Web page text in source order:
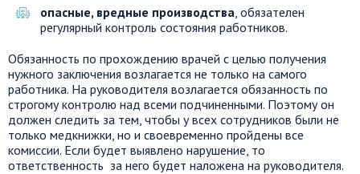
опасные, вредные производства, обязателен
регулярный контроль состояния работников.
Обязанность по прохождению врачей с целью получения
нужного заключения возлагается не только на самого
работника. На руководителя возлагается обязанность по
строгому контролю над всеми подчиненными. Поэтому он
должен следить за тем, чтобы у всех сотрудников были не
только медкнижки, но и своевременно пройдены все
комиссии. Если будет выявлено нарушение, то
ответственность за него будет наложена на руководителя.